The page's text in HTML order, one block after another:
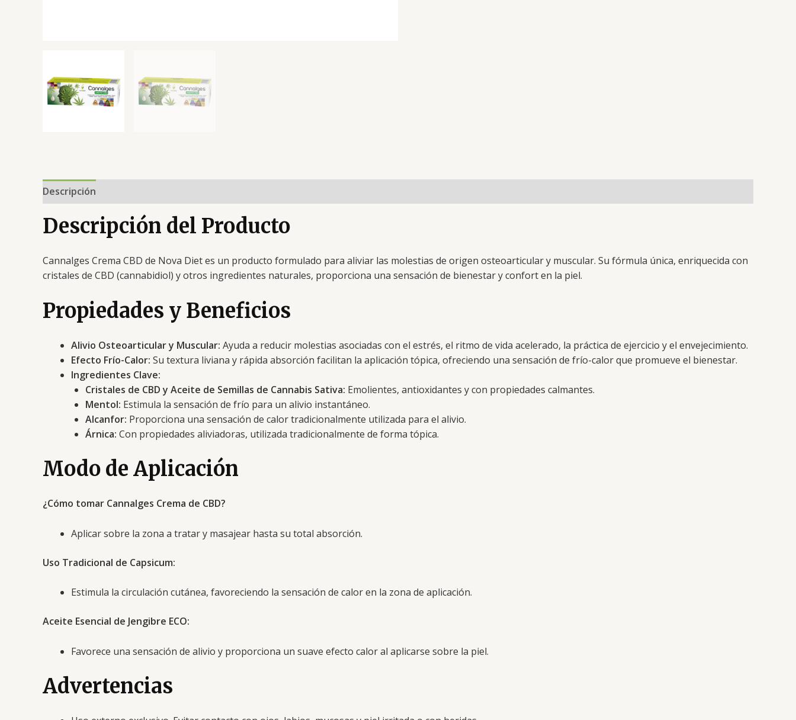
Descripción
Descripción del Producto
Cannalges Crema CBD de Nova Diet es un producto formulado para aliviar las molestias de origen osteoarticular y muscular. Su fórmula única, enriquecida con
cristales de CBD (cannabidiol) y otros ingredientes naturales, proporciona una sensación de bienestar y confort en la piel.
Propiedades y Beneficios
Alivio Osteoarticular y Muscular: Ayuda a reducir molestias asociadas con el estrés, el ritmo de vida acelerado, la práctica de ejercicio y el envejecimiento.
Efecto Frío-Calor: Su textura liviana y rápida absorción facilitan la aplicación tópica, ofreciendo una sensación de frío-calor que promueve el bienestar.
Ingredientes Clave:
Cristales de CBD y Aceite de Semillas de Cannabis Sativa: Emolientes, antioxidantes y con propiedades calmantes.
Mentol: Estimula la sensación de frío para un alivio instantáneo.
Alcanfor: Proporciona una sensación de calor tradicionalmente utilizada para el alivio.
Árnica: Con propiedades aliviadoras, utilizada tradicionalmente de forma tópica.
Modo de Aplicación
¿Cómo tomar Cannalges Crema de CBD?
Aplicar sobre la zona a tratar y masajear hasta su total absorción.
Uso Tradicional de Capsicum:
Estimula la circulación cutánea, favoreciendo la sensación de calor en la zona de aplicación.
Aceite Esencial de Jengibre ECO:
Favorece una sensación de alivio y proporciona un suave efecto calor al aplicarse sobre la piel.
Advertencias